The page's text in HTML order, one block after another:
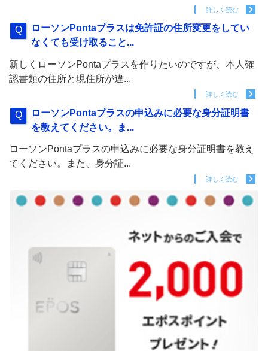
詳しく読む
ローソンPontaプラスは免許証の住所変更をしてい
なくても受け取ること...
新しくローソンPontaプラスを作りたいのですが、本人確
認書類の住所と現住所が違...
詳しく読む
ローソンPontaプラスの申込みに必要な身分証明書
を教えてください。ま...
ローソンPontaプラスの申込みに必要な身分証明書を教え
てください。また、身分証...
詳しく読む